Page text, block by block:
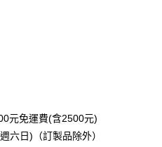
)免運費
元免運費(含2500元)
六日)（訂製品除外）